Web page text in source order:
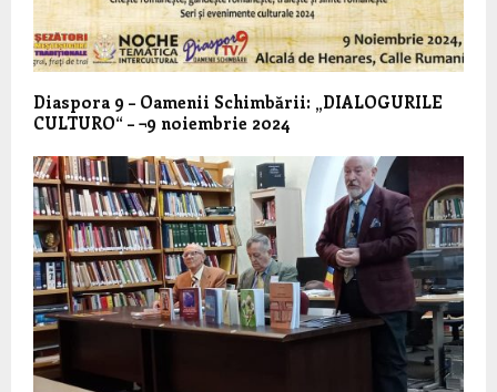
Diaspora 9 – Oamenii Schimbării: „DIALOGURILE
CULTURO“ – ¬9 noiembrie 2024